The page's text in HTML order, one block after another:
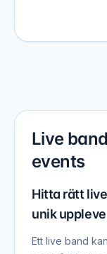
Live
events
Hitta rätt
unik
Ett live band